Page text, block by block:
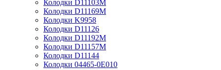
Колодки D11103M
Колодки D11169M
Колодки K9958
Колодки D11126
Колодки D11192M
Колодки D11157M
Колодки D11144
Колодки 04465-0E010